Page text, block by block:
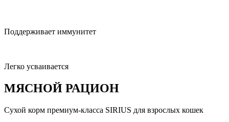
Поддерживает иммунитет
Легко усваивается
МЯСНОЙ РАЦИОН
Сухой корм премиум-класса SIRIUS для взрослых кошек